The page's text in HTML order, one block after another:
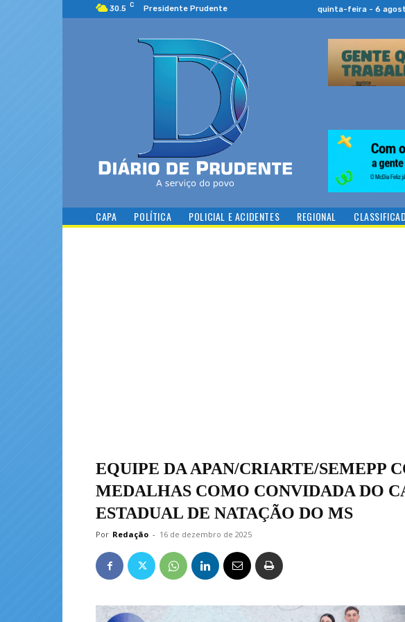
30.5 C Presidente Prudente quinta-feira - 6
CAPA POLÍTICA POLICIAL E ACIDENTES REGIONAL
EQUIPE DA APAN/CRIARTE/SEMEPP
MEDALHAS COMO CONVIDADA DO
ESTADUAL DE NATAÇÃO DO MS
Por Redação - 16 de dezembro de 2025